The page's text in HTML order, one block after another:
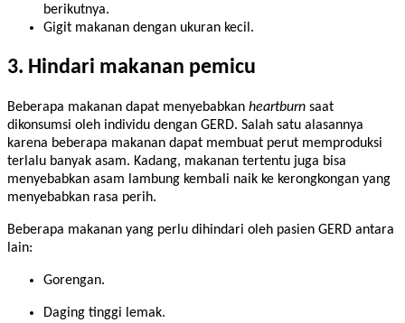
berikutnya.
Gigit makanan dengan ukuran kecil.
3. Hindari makanan pemicu
Beberapa makanan dapat menyebabkan heartburn saat
dikonsumsi oleh individu dengan GERD. Salah satu alasannya
karena beberapa makanan dapat membuat perut memproduksi
terlalu banyak asam. Kadang, makanan tertentu juga bisa
menyebabkan asam lambung kembali naik ke kerongkongan yang
menyebabkan rasa perih.
Beberapa makanan yang perlu dihindari oleh pasien GERD antara
lain:
Gorengan.
Daging tinggi lemak.